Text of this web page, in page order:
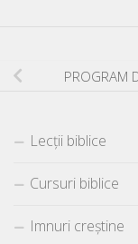
PROGRAM
Lecții biblice
Cursuri biblice
Imnuri creștine